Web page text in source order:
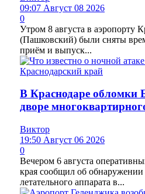
09:07 Август 08 2026
0
Утром 8 августа в аэропорту
(Пашковский) были сняты
приём и выпуск...
В Краснодаре
дворе
Виктор
19:50 Август 06 2026
0
Вечером 6 августа
края сообщил об
летательного аппарата в...